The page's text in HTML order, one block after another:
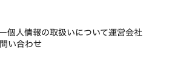
個人情報の取扱いについて運営会社
い合わせ